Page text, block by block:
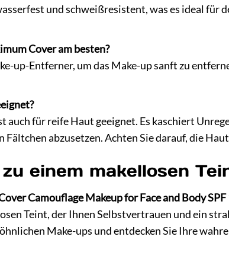
und schweißresistent, was es ideal für
Cover am besten?
up-Entferner, um das Make-up sanft zu
auch für reife Haut geeignet. Es kaschiert
Fältchen abzusetzen. Achten Sie darauf, die
einem makellosen
Camouflage Makeup for Face and Body
Teint, der Ihnen Selbstvertrauen und ein
Make-ups und entdecken Sie Ihre